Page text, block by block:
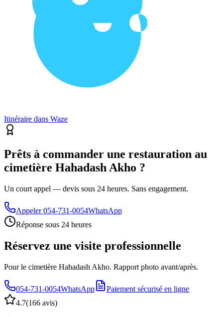
Itinéraire dans Waze
Prêts à commander une restauration au
cimetière Hahadash Akho ?
Un court appel — devis sous 24 heures. Sans engagement.
Appeler 054-731-0054WhatsApp
Réponse sous 24 heures
Réservez une visite professionnelle
Pour le cimetière Hahadash Akho. Rapport photo avant/après.
054-731-0054WhatsApp
Paiement sécurisé en ligne
4.7(166 avis)